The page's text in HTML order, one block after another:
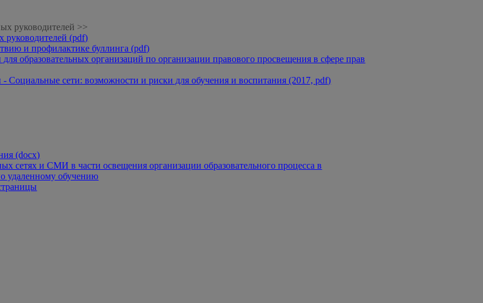
руководителей >>
руководителей (pdf)
и профилактике буллинга (pdf)
образовательных организаций по организации правового просвещения в сфере прав
Социальные сети: возможности и риски для обучения и воспитания (2017, pdf)
(docx)
сетях и СМИ в части освещения организации образовательного процесса в
удаленному обучению